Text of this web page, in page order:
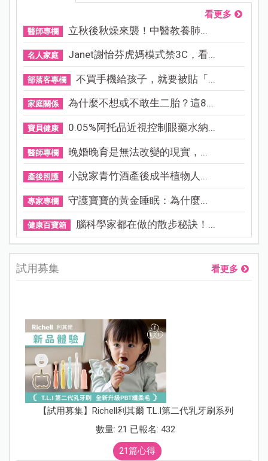
看更多
醫師專欄 立秋後秋燥來襲！中醫教養肺...
名人家庭 Janet謝怡芬虎媽模式禁3C，看...
部落客專欄 不買手機給孩子，就要被貼「...
家庭關係 為什麼不想或不敢生二胎？這8...
寶貝健康 0.05%阿托品近視控制眼藥水納...
醫師專欄 晚婚晚育是無法改變的現實，...
產後照護 小說家青竹酒產後成半植物人...
專家專欄 守護寶寶的黃金睡眠：為什麼...
健康百寶箱 腦科學家都在做的散步秘訣！...
試用募集 看更多
【試用募集】Richell利其爾 T.L.I第二代乳牙刷系列
數量: 21 已報名: 432
21篇心得